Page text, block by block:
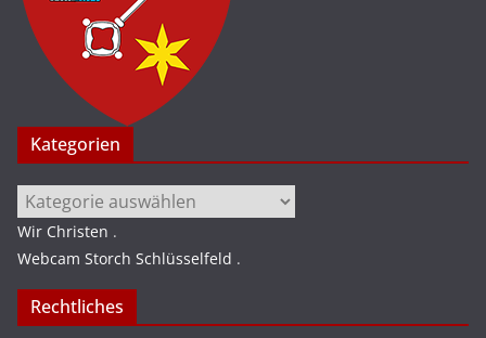
Kategorien
Kategorien
Wir Christen .
Webcam Storch Schlüsselfeld .
Rechtliches